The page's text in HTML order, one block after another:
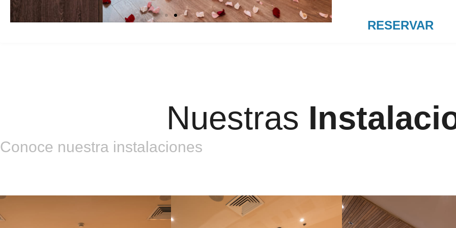
RESERVAR
Nuestras
Conoce nuestra instalaciones